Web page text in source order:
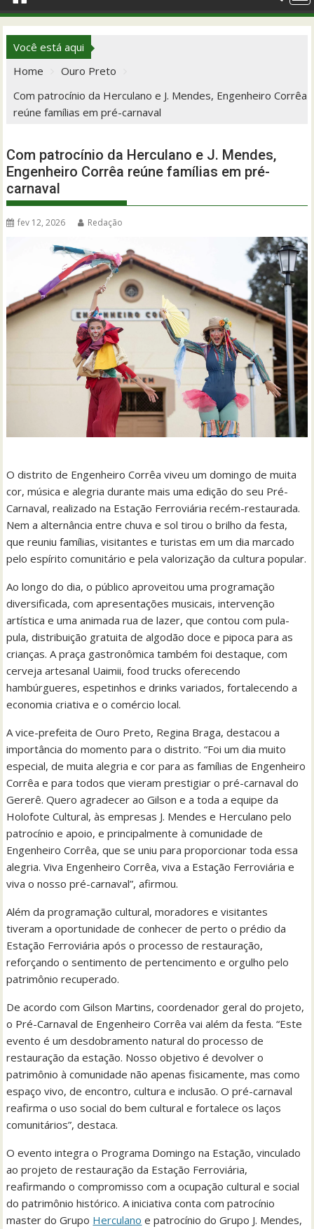
Você está aqui
Home
Ouro Preto
Com patrocínio da Herculano e J. Mendes, Engenheiro Corrêa
reúne famílias em pré-carnaval
Com patrocínio da Herculano e J. Mendes,
Engenheiro Corrêa reúne famílias em pré-
carnaval
fev 12, 2026 Redação
O distrito de Engenheiro Corrêa viveu um domingo de muita
cor, música e alegria durante mais uma edição do seu Pré-
Carnaval, realizado na Estação Ferroviária recém-restaurada.
Nem a alternância entre chuva e sol tirou o brilho da festa,
que reuniu famílias, visitantes e turistas em um dia marcado
pelo espírito comunitário e pela valorização da cultura popular.
Ao longo do dia, o público aproveitou uma programação
diversificada, com apresentações musicais, intervenção
artística e uma animada rua de lazer, que contou com pula-
pula, distribuição gratuita de algodão doce e pipoca para as
crianças. A praça gastronômica também foi destaque, com
cerveja artesanal Uaimii, food trucks oferecendo
hambúrgueres, espetinhos e drinks variados, fortalecendo a
economia criativa e o comércio local.
A vice-prefeita de Ouro Preto, Regina Braga, destacou a
importância do momento para o distrito. “Foi um dia muito
especial, de muita alegria e cor para as famílias de Engenheiro
Corrêa e para todos que vieram prestigiar o pré-carnaval do
Gererê. Quero agradecer ao Gilson e a toda a equipe da
Holofote Cultural, às empresas J. Mendes e Herculano pelo
patrocínio e apoio, e principalmente à comunidade de
Engenheiro Corrêa, que se uniu para proporcionar toda essa
alegria. Viva Engenheiro Corrêa, viva a Estação Ferroviária e
viva o nosso pré-carnaval”, afirmou.
Além da programação cultural, moradores e visitantes
tiveram a oportunidade de conhecer de perto o prédio da
Estação Ferroviária após o processo de restauração,
reforçando o sentimento de pertencimento e orgulho pelo
patrimônio recuperado.
De acordo com Gilson Martins, coordenador geral do projeto,
o Pré-Carnaval de Engenheiro Corrêa vai além da festa. “Este
evento é um desdobramento natural do processo de
restauração da estação. Nosso objetivo é devolver o
patrimônio à comunidade não apenas fisicamente, mas como
espaço vivo, de encontro, cultura e inclusão. O pré-carnaval
reafirma o uso social do bem cultural e fortalece os laços
comunitários”, destaca.
O evento integra o Programa Domingo na Estação, vinculado
ao projeto de restauração da Estação Ferroviária,
reafirmando o compromisso com a ocupação cultural e social
do patrimônio histórico. A iniciativa conta com patrocínio
master do Grupo Herculano e patrocínio do Grupo J. Mendes,